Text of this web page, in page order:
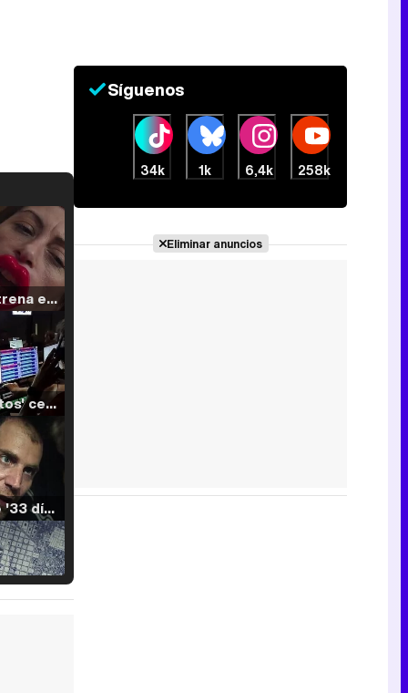
Filmin estrena el tráiler de 'Millennial Mal', su nueva comedia universitaria de la mano de Lorena Iglesias
'120 Minutos' celebra sus 2.000 programas en Telemadrid con un vídeo del día a día en la redacción
Tráiler de '33 días', la nueva serie de Atresplayer con Julián Villagrán y José Manuel Poga
Síguenos
34k 1k 6,4k 258k
Eliminar anuncios